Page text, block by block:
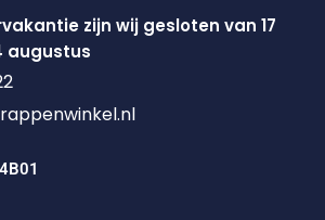
zijn wij gesloten van 17
augustus